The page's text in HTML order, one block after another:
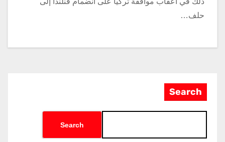
حلف…
Search
Search